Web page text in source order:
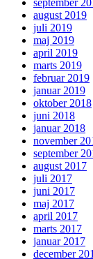
august 2019
juli 2019
maj 2019
april 2019
marts 2019
februar 2019
januar 2019
oktober 2018
juni 2018
januar 2018
november
september
august 2017
juli 2017
juni 2017
maj 2017
april 2017
marts 2017
januar 2017
december